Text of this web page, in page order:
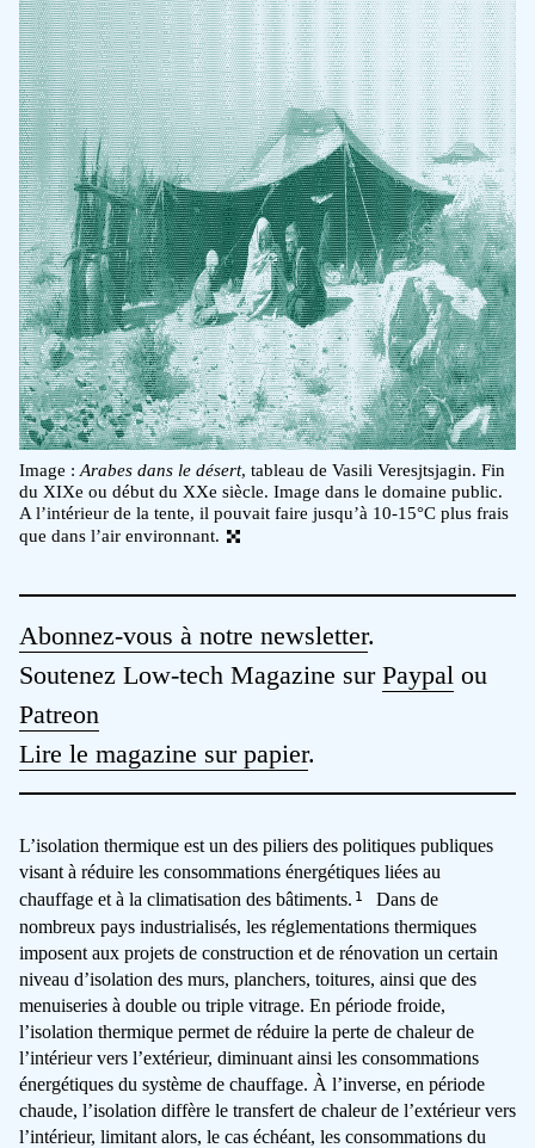
Image : Arabes dans le désert, tableau de Vasili Veresjtsjagin. Fin
du XIXe ou début du XXe siècle. Image dans le domaine public.
A l’intérieur de la tente, il pouvait faire jusqu’à 10-15°C plus frais
que dans l’air environnant.
Abonnez-vous à notre newsletter.
Soutenez Low-tech Magazine sur Paypal ou
Patreon
Lire le magazine sur papier.
L’isolation thermique est un des piliers des politiques publiques
visant à réduire les consommations énergétiques liées au
chauffage et à la climatisation des bâtiments.1
Dans de
nombreux pays industrialisés, les réglementations thermiques
imposent aux projets de construction et de rénovation un certain
niveau d’isolation des murs, planchers, toitures, ainsi que des
menuiseries à double ou triple vitrage. En période froide,
l’isolation thermique permet de réduire la perte de chaleur de
l’intérieur vers l’extérieur, diminuant ainsi les consommations
énergétiques du système de chauffage. À l’inverse, en période
chaude, l’isolation diffère le transfert de chaleur de l’extérieur vers
l’intérieur, limitant alors, le cas échéant, les consommations du